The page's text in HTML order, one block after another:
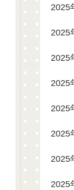
2025
2025
2025
2025
2025
2025
2025
2025